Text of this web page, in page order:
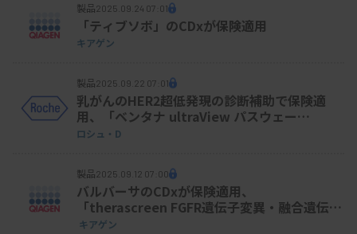
CReARIDからの受託増が見込まれることや自治体か
らの検査委託についての問い合わせが増加している
増強も検討する。
製品2025.09.24 07:01
「ティブソボ」のCDxが保険適用
キアゲン
製品2025.09.22 07:01
乳がんのHER2超低発現の診断補助で保険適
用、「ベンタナ ultraView パスウェー
HER2（4B5）」
ロシュ・D
製品2025.09.12 07:00
バルバーサのCDxが保険適用、
「therascreen FGFR遺伝子変異・融合遺伝子
検出キットRGQ キアゲン」
キアゲン